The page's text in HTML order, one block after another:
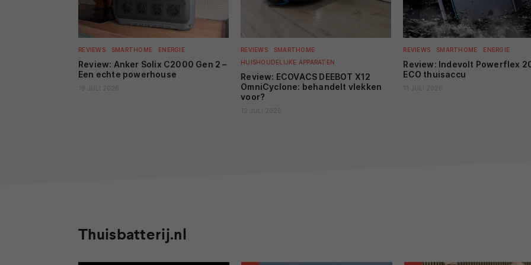
ADV
REVIEWS SMARTHOME ENERGIE
Review: Anker Solix C2000 Gen 2 –
Een echte powerhouse
REVIEWS
SMARTHOME
HUISHOUDELIJKE APPARATEN
Review: ECOVACS DEEBOT X12
OmniCyclone: behandelt vlekken
voor?
REVIEWS SMARTHOME ENERGIE
Review: Indevolt Powerflex
ECO thuisaccu
Thuisbatterij.nl